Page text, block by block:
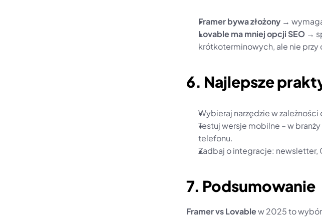
Framer bywa złożony →
Lovable ma mniej opcji SEO →
krótkoterminowych, ale nie
6. Najlepsze
Wybieraj narzędzie w
Testuj wersje mobilne – w
telefonu.
Zadbaj o integracje: newsletter,
7. Podsumowanie
Framer vs Lovable w 2025 to